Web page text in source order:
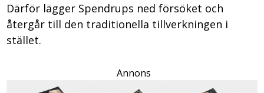
Därför lägger Spendrups ned försöket och
återgår till den traditionella tillverkningen i
stället.
Annons